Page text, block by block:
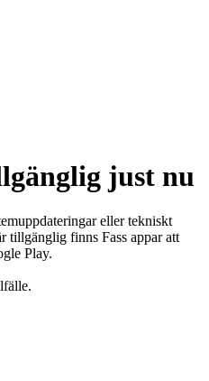
just nu
eller tekniskt
tillgänglig finns Fass appar att
Play.